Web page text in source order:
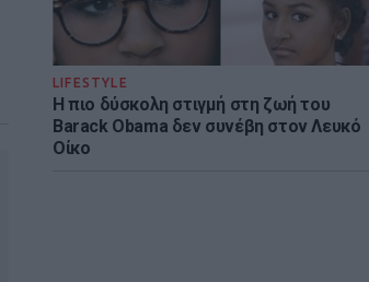
LIFESTYLE
Η πιο δύσκολη στιγμή στη ζωή του
Barack Obama δεν συνέβη στον Λευκό
Οίκο